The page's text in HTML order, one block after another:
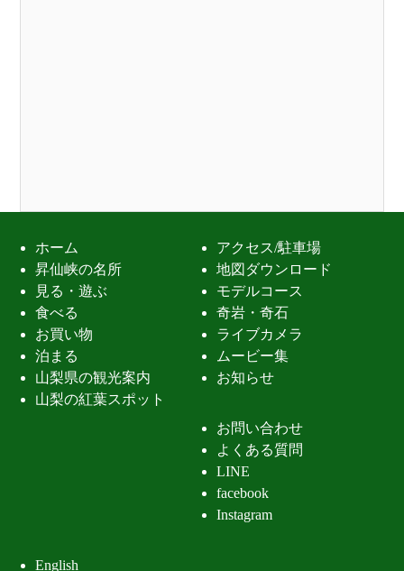
ホーム
昇仙峡の名所
見る・遊ぶ
食べる
お買い物
泊まる
山梨県の観光案内
山梨の紅葉スポット
アクセス/駐車場
地図ダウンロード
モデルコース
奇岩・奇石
ライブカメラ
ムービー集
お知らせ
お問い合わせ
よくある質問
LINE
facebook
Instagram
English